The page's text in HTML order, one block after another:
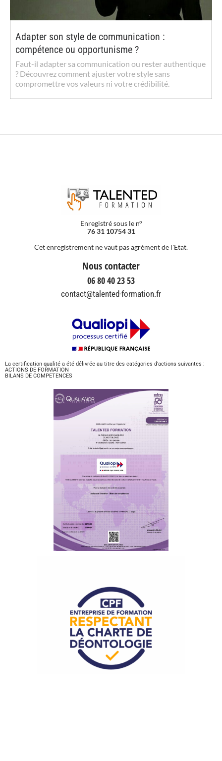
Adapter son style de communication :
compétence ou opportunisme ?
Faut-il adapter sa communication ou rester authentique
? Découvrez comment ajuster votre style sans
compromettre vos valeurs ni votre crédibilité.
Enregistré sous le n°
76 31 10754 31
Cet enregistrement ne vaut pas agrément de l'Etat.
Nous contacter
06 80 40 23 53
contact@talented-formation.fr
La certification qualité a été délivrée au titre des catégories d'actions suivantes :
ACTIONS DE FORMATION
BILANS DE COMPETENCES